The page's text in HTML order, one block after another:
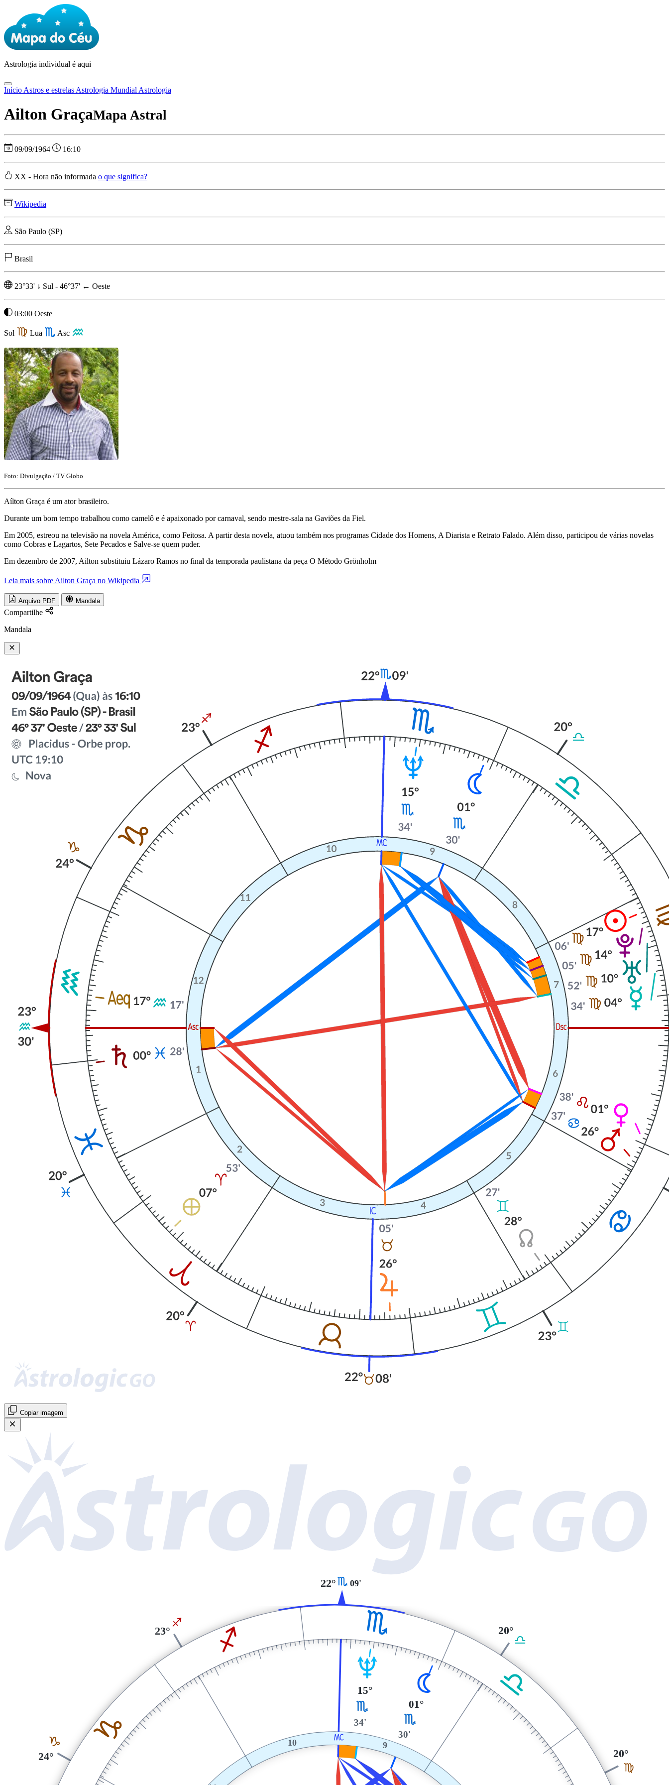
Astrologia individual é aqui
Início Astros e estrelas Astrologia Mundial Astrologia
Ailton GraçaMapa Astral
09/09/1964 16:10
XX - Hora não informada o que significa?
Wikipedia
São Paulo (SP)
Brasil
23°33' ↓ Sul - 46°37' ← Oeste
03:00 Oeste
Sol Lua Asc
Foto: Divulgação / TV Globo
Aílton Graça é um ator brasileiro.
Durante um bom tempo trabalhou como camelô e é apaixonado por carnaval, sendo mestre-sala na Gaviões da Fiel.
Em 2005, estreou na televisão na novela América, como Feitosa. A partir desta novela, atuou também nos programas Cidade dos Homens, A Diarista e Retrato Falado. Além disso, participou de várias novelas
como Cobras e Lagartos, Sete Pecados e Salve-se quem puder.
Em dezembro de 2007, Ailton substituiu Lázaro Ramos no final da temporada paulistana da peça O Método Grönholm
Leia mais sobre Ailton Graça no Wikipedia
Arquivo PDF Mandala
Compartilhe
Mandala
Copiar imagem
G
H
I
J 9
10 X
F
20°
G
20°
H
22° 09'
I
23°
J
24°
N
01°
H
30'
U
15°
H
34'